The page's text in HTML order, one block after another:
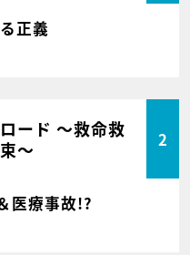
正義
ード ～救命救
～
2
医療事故!?